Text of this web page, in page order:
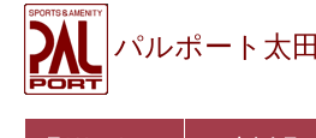
パルポート太田